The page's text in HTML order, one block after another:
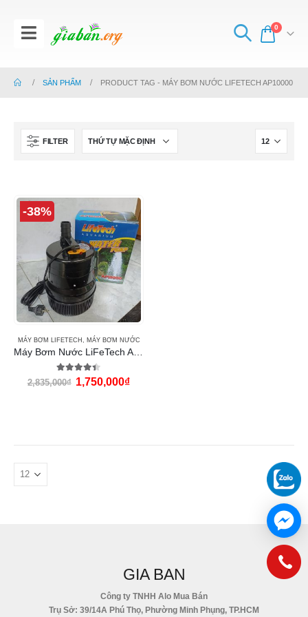
0
SẢN PHẨM PRODUCT TAG - MÁY BƠM NƯỚC LIFETECH AP10000
FILTER
-38%
MÁY BƠM LIFETECH MÁY BƠM NƯỚC
4.33 out of 5
2,835,000₫ 1,750,000₫
GIA BAN
Công ty TNHH Alo Mua Bán
Trụ Sở: 39/14A Phú Thọ, Phường Minh Phụng, TP.HCM